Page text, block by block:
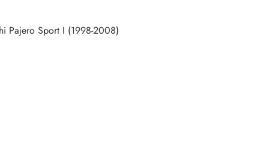
Pajero Sport I (1998-2008)